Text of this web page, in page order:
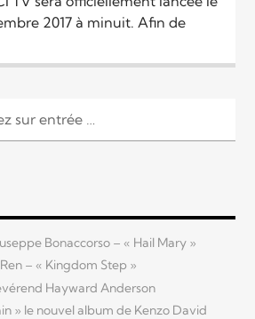
2017 à minuit. Afin de
Bonaccorso – « Hail Mary »
– « Kingdom Step »
Hayward Anderson
» le nouvel album de Kenzo David